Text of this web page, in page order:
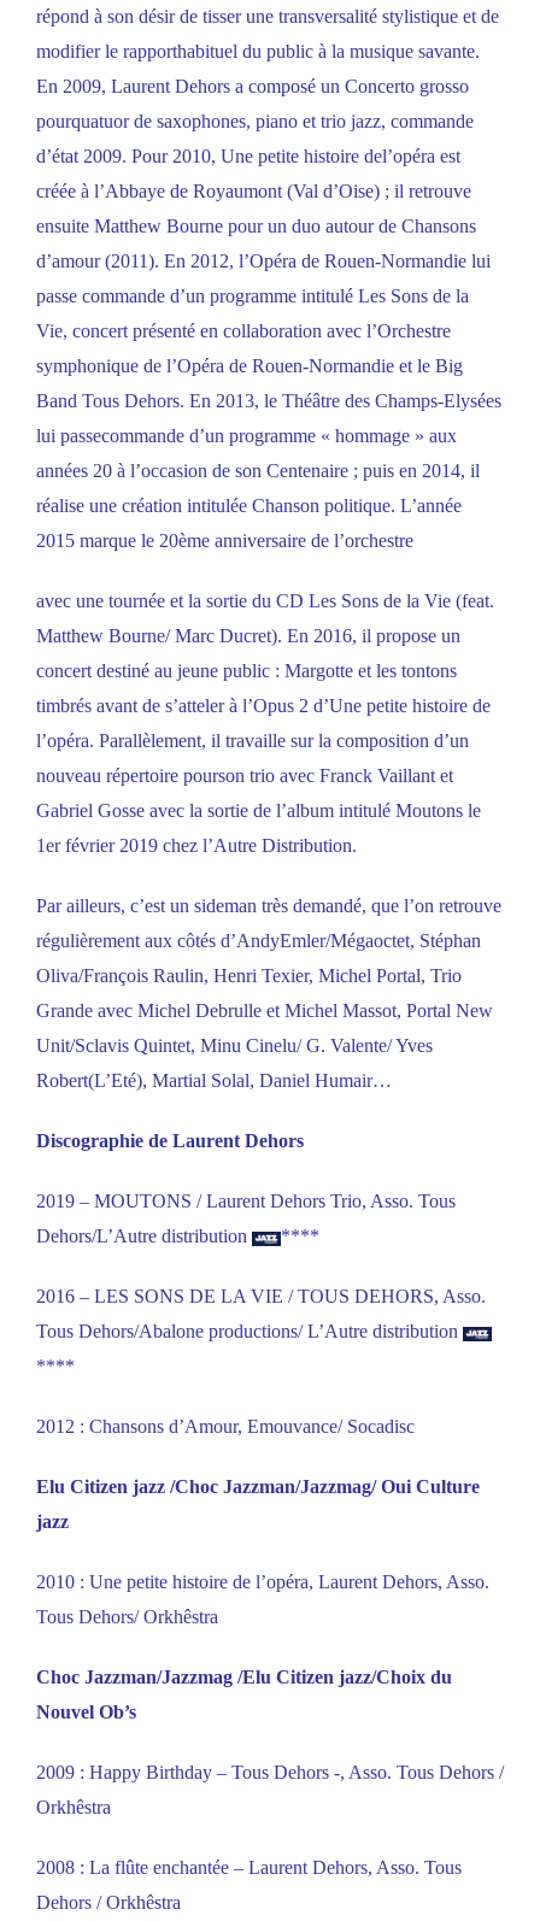
répond à son désir de tisser une transversalité stylistique et de
modifier le rapporthabituel du public à la musique savante.
En 2009, Laurent Dehors a composé un Concerto grosso
pourquatuor de saxophones, piano et trio jazz, commande
d’état 2009. Pour 2010, Une petite histoire del’opéra est
créée à l’Abbaye de Royaumont (Val d’Oise) ; il retrouve
ensuite Matthew Bourne pour un duo autour de Chansons
d’amour (2011). En 2012, l’Opéra de Rouen-Normandie lui
passe commande d’un programme intitulé Les Sons de la
Vie, concert présenté en collaboration avec l’Orchestre
symphonique de l’Opéra de Rouen-Normandie et le Big
Band Tous Dehors. En 2013, le Théâtre des Champs-Elysées
lui passecommande d’un programme « hommage » aux
années 20 à l’occasion de son Centenaire ; puis en 2014, il
réalise une création intitulée Chanson politique. L’année
2015 marque le 20ème anniversaire de l’orchestre
avec une tournée et la sortie du CD Les Sons de la Vie (feat.
Matthew Bourne/ Marc Ducret). En 2016, il propose un
concert destiné au jeune public : Margotte et les tontons
timbrés avant de s’atteler à l’Opus 2 d’Une petite histoire de
l’opéra. Parallèlement, il travaille sur la composition d’un
nouveau répertoire pourson trio avec Franck Vaillant et
Gabriel Gosse avec la sortie de l’album intitulé Moutons le
1er février 2019 chez l’Autre Distribution.
Par ailleurs, c’est un sideman très demandé, que l’on retrouve
régulièrement aux côtés d’AndyEmler/Mégaoctet, Stéphan
Oliva/François Raulin, Henri Texier, Michel Portal, Trio
Grande avec Michel Debrulle et Michel Massot, Portal New
Unit/Sclavis Quintet, Minu Cinelu/ G. Valente/ Yves
Robert(L’Eté), Martial Solal, Daniel Humair…
Discographie de Laurent Dehors
2019 – MOUTONS / Laurent Dehors Trio, Asso. Tous
Dehors/L’Autre distribution
****
2016 – LES SONS DE LA VIE / TOUS DEHORS, Asso.
Tous Dehors/Abalone productions/ L’Autre distribution
****
2012 : Chansons d’Amour, Emouvance/ Socadisc
Elu Citizen jazz /Choc Jazzman/Jazzmag/ Oui Culture
jazz
2010 : Une petite histoire de l’opéra, Laurent Dehors, Asso.
Tous Dehors/ Orkhêstra
Choc Jazzman/Jazzmag /Elu Citizen jazz/Choix du
Nouvel Ob’s
2009 : Happy Birthday – Tous Dehors -, Asso. Tous Dehors /
Orkhêstra
2008 : La flûte enchantée – Laurent Dehors, Asso. Tous
Dehors / Orkhêstra